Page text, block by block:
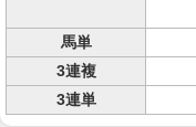
馬単
3連複
3連単